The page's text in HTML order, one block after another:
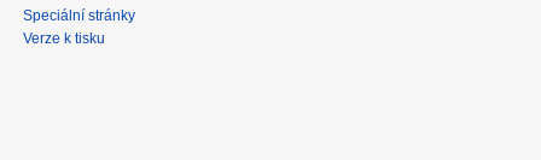
Speciální stránky
Verze k tisku